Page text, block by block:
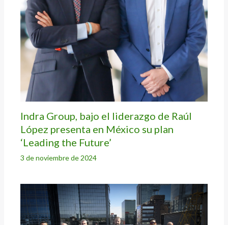
Indra Group, bajo el liderazgo de Raúl
López presenta en México su plan
‘Leading the Future’
3 de noviembre de 2024